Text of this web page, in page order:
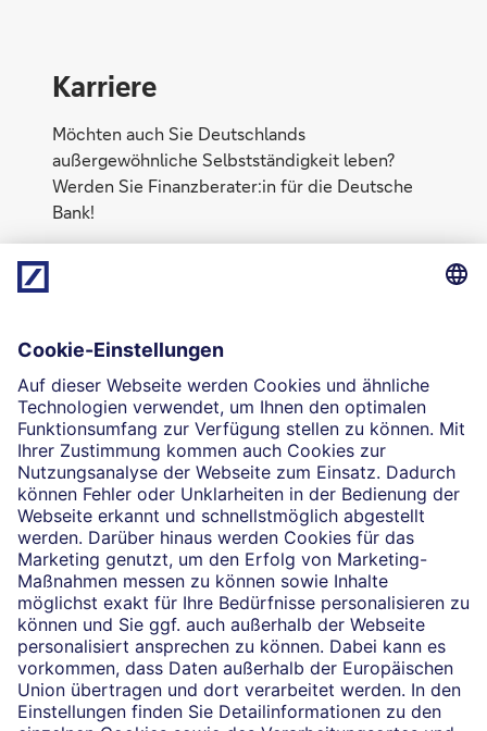
Magrit Ewaldt
Karriere
Möchten auch Sie Deutschlands
außergewöhnliche Selbstständigkeit leben?
Werden Sie Finanzberater:in für die Deutsche
Bank!
Die selbstständigen Finanzberater:innen beraten in
Finanzgeschäften, die sie für die Deutsche Bank AG
vermitteln dürfen. Das Einverständnis zu den dabei
vermittelten Verträgen sowie in diesem
Zusammenhang erforderliche Erklärungen werden
stets rechtsverbindlich nur durch die Deutsche Bank
AG oder durch die mit ihr kooperierenden
Produktpartner gegeben.
Impressum
Rechtliche Hinweise